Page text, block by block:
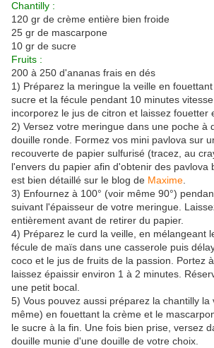
Chantilly :
120 gr de crème entière bien froide
25 gr de mascarpone
10 gr de sucre
Fruits :
200 à 250 d'ananas frais en dés
1) Préparez la meringue la veille en
sucre et la fécule pendant 10 minutes
incorporez le jus de citron et laissez fouetter
2) Versez votre meringue dans une poche à
douille ronde. Formez vos mini pavlova sur
recouverte de papier sulfurisé (tracez, au
l'envers du papier afin d'obtenir des pavlova
est bien détaillé sur le blog de Maxime
3) Enfournez à 100° (voir même 90°)
suivant l'épaisseur de votre meringue.
entièrement avant de retirer du papier.
4) Préparez le curd la veille, en mélangeant
fécule de maïs dans une casserole puis
coco et le jus de fruits de la passion. Portez
laissez épaissir environ 1 à 2 minutes.
une petit bocal.
5) Vous pouvez aussi préparez la chantilly la
même) en fouettant la crème et le
le sucre à la fin. Une fois bien prise, versez
douille munie d'une douille de votre choix.